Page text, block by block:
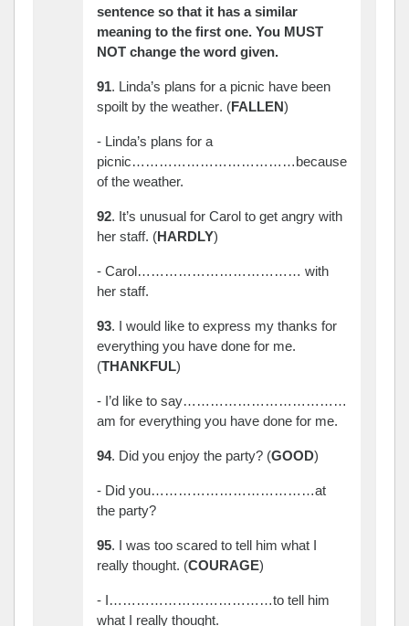
sentence so that it has a similar
meaning to the first one. You MUST
NOT change the word given.
91. Linda’s plans for a picnic have been
spoilt by the weather. (FALLEN)
- Linda’s plans for a
picnic………………………………because
of the weather.
92. It’s unusual for Carol to get angry with
her staff. (HARDLY)
- Carol……………………………… with
her staff.
93. I would like to express my thanks for
everything you have done for me.
(THANKFUL)
- I’d like to say………………………………
am for everything you have done for me.
94. Did you enjoy the party? (GOOD)
- Did you………………………………at
the party?
95. I was too scared to tell him what I
really thought. (COURAGE)
- I………………………………to tell him
what I really thought.